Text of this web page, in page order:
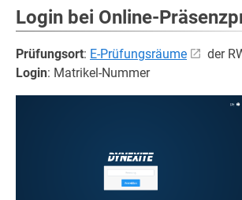
Login bei Online-
Prüfungsort: E-Prüfungsräume
der
Login: Matrikel-Nummer